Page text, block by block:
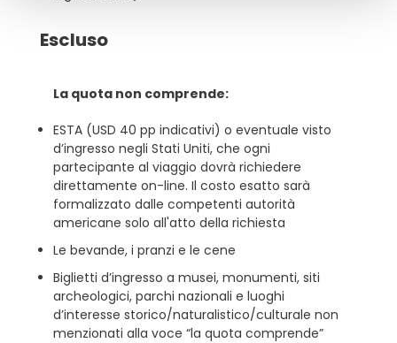
Escluso
La quota non comprende:
ESTA (USD 40 pp indicativi) o eventuale visto
d’ingresso negli Stati Uniti, che ogni
partecipante al viaggio dovrà richiedere
direttamente on-line. Il costo esatto sarà
formalizzato dalle competenti autorità
americane solo all'atto della richiesta
Le bevande, i pranzi e le cene
Biglietti d’ingresso a musei, monumenti, siti
archeologici, parchi nazionali e luoghi
d’interesse storico/naturalistico/culturale non
menzionati alla voce “la quota comprende”